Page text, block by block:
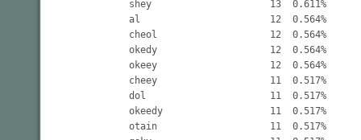
shey                     13  0.611%
al                       12  0.564%
cheol                    12  0.564%
okedy                    12  0.564%
okeey                    12  0.564%
cheey                    11  0.517%
dol                      11  0.517%
okeedy                   11  0.517%
otain                    11  0.517%